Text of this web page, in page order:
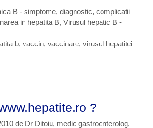
c
a
B - simptome, diagnostic, complicatii
in hepatita B, Virusul hepatic B -
b, vaccin, vaccinare, virusul hepatitei
?
de Dr Ditoiu, medic gastroenterolog,